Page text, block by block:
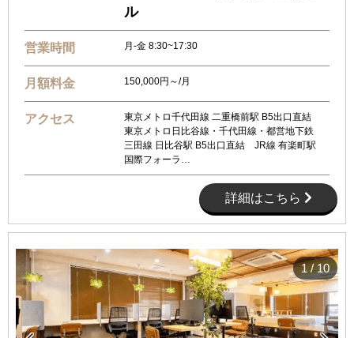
ル
営業時間 月-金 8:30~17:30
月額料金 150,000円～/月
アクセス
東京メトロ千代田線 二重橋前駅 B5出口直結
東京メトロ日比谷線・千代田線・都営地下鉄
三田線 日比谷駅 B5出口直結 JR線 有楽町駅
国際フォーラ…
詳細はこちら
1/ 10